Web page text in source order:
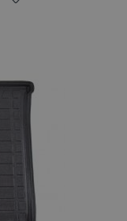
oblíbeným